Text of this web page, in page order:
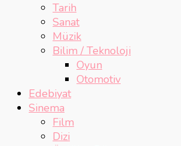
Tarih
Sanat
Müzik
Bilim / Teknoloji
Oyun
Otomotiv
Edebiyat
Sinema
Film
Dizi